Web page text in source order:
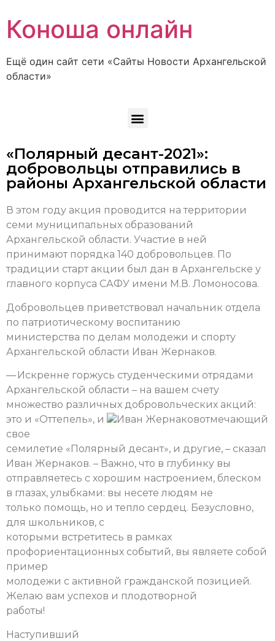
Коноша онлайн
Ещё один сайт сети «Сайты Новости Архангельской
области»
«Полярный десант-2021»:
добровольцы отправились в
районы Архангельской области
В этом году акция проводится на территории
семи муниципальных образований
Архангельской области. Участие в ней
принимают порядка 140 добровольцев. По
традиции старт акции был дан в Архангельске у
главного корпуса САФУ имени М.В. Ломоносова.
Добровольцев приветствовал начальник отдела
по патриотическому воспитанию
министерства по делам молодежи и спорту
Архангельской области Иван Жернаков.
— Искренне горжусь студенческими отрядами
Архангельской области – на вашем счету
множество различных добровольческих акций:
это и «Оттепель», и
Иван Жернаковотмечающий
свое
семилетие «Полярный десант», и другие, – сказал
Иван Жернаков. – Важно, что в глубинку вы
отправляетесь с хорошим настроением, блеском
в глазах, улыбками: вы несете людям не
только помощь, но и тепло сердец. Безусловно,
для школьников, с
которыми встретитесь в рамках
профориентационных событий, вы являете собой
пример
молодежи с активной гражданской позицией.
Желаю вам успехов и плодотворной
работы!
Наступивший